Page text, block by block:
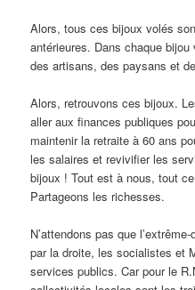
Alors, tous ces bijoux volés
antérieures. Dans chaque
des artisans, des paysans et
Alors, retrouvons ces bijoux.
aller aux finances publiques
maintenir la retraite à 60 ans
les salaires et revivifier les
bijoux ! Tout est à nous, tout
Partageons les richesses.
N’attendons pas que
par la droite, les socialistes et
services publics. Car pour le